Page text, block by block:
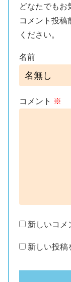
どなたでもお
コメント投稿
ください。
名前
コメント ※
新しいコメ
新しい投稿